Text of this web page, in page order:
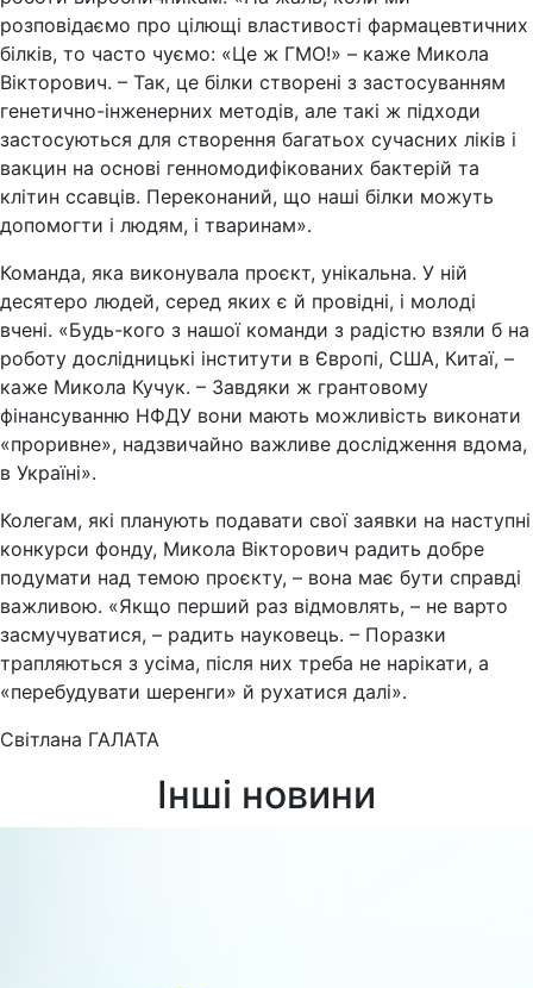
розповідаємо про цілющі властивості фармацевтичних
білків, то часто чуємо: «Це ж ГМО!» – каже Микола
Вікторович. – Так, це білки створені з застосуванням
генетично-інженерних методів, але такі ж підходи
застосуються для створення багатьох сучасних ліків і
вакцин на основі генномодифікованих бактерій та
клітин ссавців. Переконаний, що наші білки можуть
допомогти і людям, і тваринам».
Команда, яка виконувала проєкт, унікальна. У ній
десятеро людей, серед яких є й провідні, і молоді
вчені. «Будь-кого з нашої команди з радістю взяли б на
роботу дослідницькі інститути в Європі, США, Китаї, –
каже Микола Кучук. – Завдяки ж грантовому
фінансуванню НФДУ вони мають можливість виконати
«проривне», надзвичайно важливе дослідження вдома,
в Україні».
Колегам, які планують подавати свої заявки на наступні
конкурси фонду, Микола Вікторович радить добре
подумати над темою проєкту, – вона має бути справді
важливою. «Якщо перший раз відмовлять, – не варто
засмучуватися, – радить науковець. – Поразки
трапляються з усіма, після них треба не нарікати, а
«перебудувати шеренги» й рухатися далі».
Світлана ГАЛАТА
Інші новини